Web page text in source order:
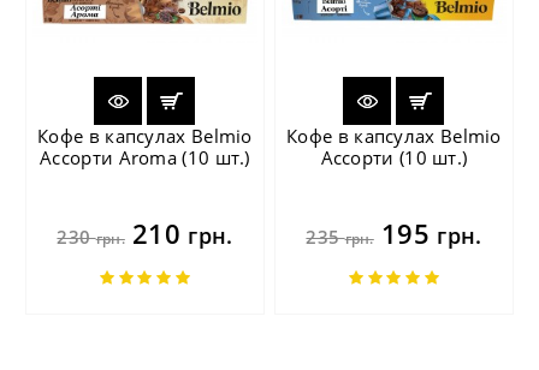
Кофе в капсулах Belmio
Ассорти Aroma (10 шт.)
230грн.210 грн.
Кофе в капсулах Belmio
Ассорти (10 шт.)
235грн.195 грн.